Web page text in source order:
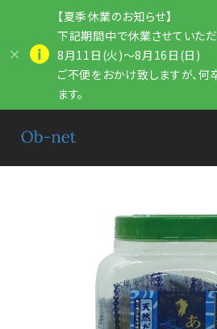
【夏季休業のお知らせ】
下記期間中で休業させていただ
8月11日(火)～8月16日(日)
ご不便をおかけ致しますが、何
ます。